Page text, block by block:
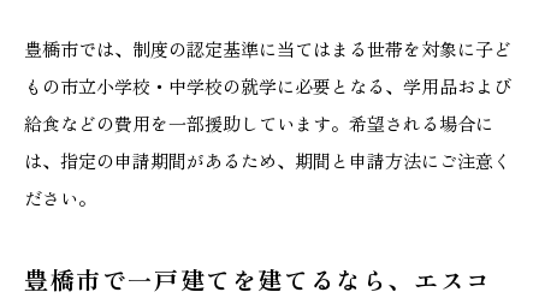
豊橋市では、制度の認定基準に当てはまる世帯を対象に子ど
もの市立小学校・中学校の就学に必要となる、学用品および
給食などの費用を一部援助しています。希望される場合に
は、指定の申請期間があるため、期間と申請方法にご注意く
ださい。
豊橋市で一戸建てを建てるなら、エスコ